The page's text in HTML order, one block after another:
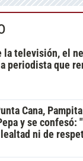
la televisión, el
periodista que
Cana,
y se confesó:
ni de